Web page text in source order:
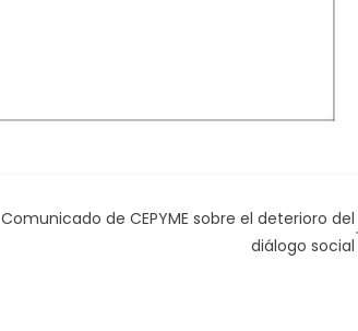
Comunicado de CEPYME sobre el deterioro del
diálogo social